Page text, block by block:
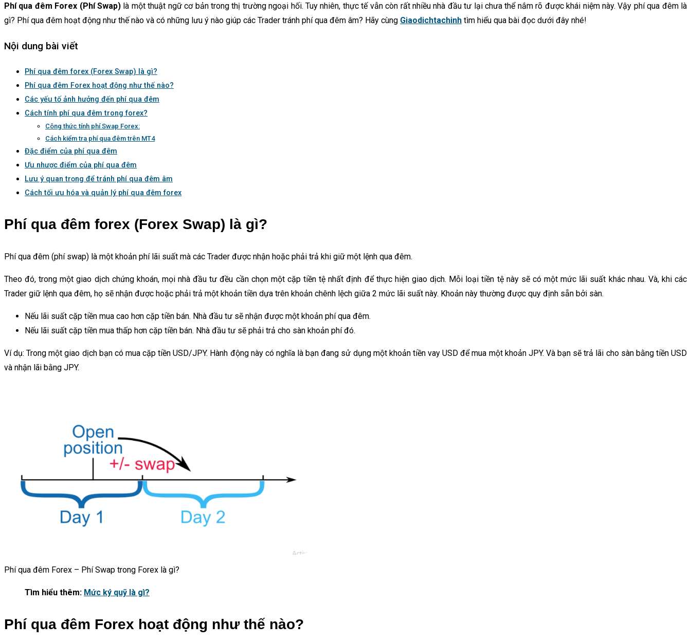
Phí qua đêm Forex (Phí Swap) là một thuật ngữ cơ bản trong thị trường ngoại hối. Tuy nhiên, thực tế vẫn còn rất nhiều nhà đầu tư lại chưa thể nắm rõ được khái niệm này. Vậy phí qua đêm là
gì? Phí qua đêm hoạt động như thế nào và có những lưu ý nào giúp các Trader tránh phí qua đêm âm? Hãy cùng Giaodichtachinh tìm hiểu qua bài đọc dưới đây nhé!
Nội dung bài viết
Phí qua đêm forex (Forex Swap) là gì?
Phí qua đêm Forex hoạt động như thế nào?
Các yếu tố ảnh hưởng đến phí qua đêm
Cách tính phí qua đêm trong forex?
Công thức tính phí Swap Forex:
Cách kiểm tra phí qua đêm trên MT4
Đặc điểm của phí qua đêm
Ưu nhược điểm của phí qua đêm
Lưu ý quan trọng để tránh phí qua đêm âm
Cách tối ưu hóa và quản lý phí qua đêm forex
Phí qua đêm forex (Forex Swap) là gì?
Phí qua đêm (phí swap) là một khoản phí lãi suất mà các Trader được nhận hoặc phải trả khi giữ một lệnh qua đêm.
Theo đó, trong một giao dịch chứng khoán, mọi nhà đầu tư đều cần chọn một cặp tiền tệ nhất định để thực hiện giao dịch. Mỗi loại tiền tệ này sẽ có một mức lãi suất khác nhau. Và, khi các
Trader giữ lệnh qua đêm, họ sẽ nhận được hoặc phải trả một khoản tiền dựa trên khoản chênh lệch giữa 2 mức lãi suất này. Khoản này thường được quy định sẵn bởi sàn.
Nếu lãi suất cặp tiền mua cao hơn cặp tiền bán. Nhà đầu tư sẽ nhận được một khoản phí qua đêm.
Nếu lãi suất cặp tiền mua thấp hơn cặp tiền bán. Nhà đầu tư sẽ phải trả cho sàn khoản phí đó.
Ví dụ: Trong một giao dịch bạn có mua cặp tiền USD/JPY. Hành động này có nghĩa là bạn đang sử dụng một khoản tiền vay USD để mua một khoản JPY. Và bạn sẽ trả lãi cho sàn bằng tiền USD
và nhận lãi bằng JPY.
Phí qua đêm Forex – Phí Swap trong Forex là gì?
Tìm hiểu thêm: Mức ký quỹ là gì?
Phí qua đêm Forex hoạt động như thế nào?